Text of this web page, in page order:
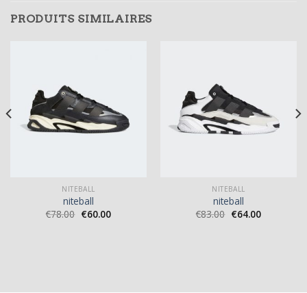
PRODUITS SIMILAIRES
NITEBALL
niteball
€78.00 €60.00
NITEBALL
niteball
€83.00 €64.00